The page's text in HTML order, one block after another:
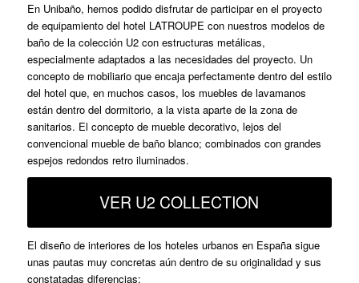
En Unibaño, hemos podido disfrutar de participar en el proyecto
de equipamiento del hotel LATROUPE con nuestros modelos de
baño de la colección U2 con estructuras metálicas,
especialmente adaptados a las necesidades del proyecto. Un
concepto de mobiliario que encaja perfectamente dentro del estilo
del hotel que, en muchos casos, los muebles de lavamanos
están dentro del dormitorio, a la vista aparte de la zona de
sanitarios. El concepto de mueble decorativo, lejos del
convencional mueble de baño blanco; combinados con grandes
espejos redondos retro iluminados.
VER U2 COLLECTION
El diseño de interiores de los hoteles urbanos en España sigue
unas pautas muy concretas aún dentro de su originalidad y sus
constatadas diferencias: